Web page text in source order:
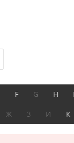
F G H I
Ж З И К